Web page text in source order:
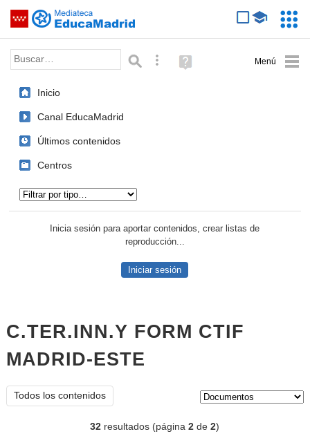
Saltar navegación
Palabra o frase: Búsqueda avanzada
Ayuda
(en
Inicio
Canal EducaMadrid
Últimos contenidos
Centros
Inicia sesión para aportar contenidos, crear listas de
reproducción...
Iniciar sesión
C.TER.INN.Y FORM CTIF
MADRID-ESTE
Todos los contenidos
32 resultados (página2 de2)